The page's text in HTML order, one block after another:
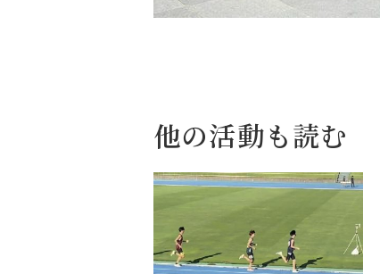
他の活動も読む